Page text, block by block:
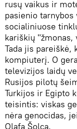
rusų vaikus ir
pasienio tarnybos
socialiniuose
kariškių
Tada jis pareiškė,
kompiuterį. O
televizijos laidų
Rusijos pilotų
Turkijos ir Egipto
teisintis: viskas
nėra genocidas,
Olafą Šolcą.